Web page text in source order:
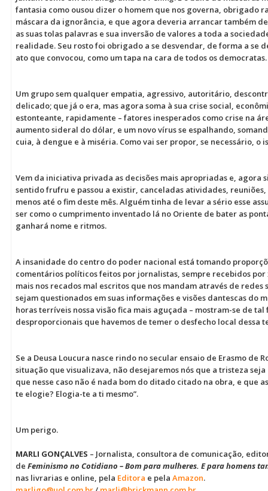
fantasia como ousou dizer o homem que nos governa, obrigado
máscara da ignorância, e que agora deveria arrancar também
as suas tolas palavras e sua inversão de valores a toda a
realidade. Seu rosto foi obrigado a se desvendar, de forma a se
ato que convocou, como um tapa na cara de todos os democratas.
Um grupo sem qualquer empatia, agressivo, autoritário,
delicado; que já o era, mas agora soma à sua crise social,
estonteante, rapidamente – fatores inesperados como crise na
aumento sideral do dólar, e um novo vírus se espalhando,
cuia, à dengue e à miséria. Como vai ser propor, se necessário, o
Vem da iniciativa privada as decisões mais apropriadas e, agora
sentido frufru e passou a existir, canceladas atividades,
menos até o fim deste mês. Alguém tinha de levar a sério esse
ser como o cumprimento inventado lá no Oriente de bater as
ganhará nome e ritmos.
A insanidade do centro do poder nacional está tomando
comentários políticos feitos por jornalistas, sempre recebidos por
mais nos recados mal escritos que nos mandam através de
sejam questionados em suas informações e visões dantescas do
horas terríveis nossa visão fica mais aguçada – mostram-se de
desproporcionais que havemos de temer o desfecho local dessa
Se a Deusa Loucura nasce rindo no secular ensaio de Erasmo de
situação que visualizava, não desejaremos nós que a tristeza
que nesse caso não é nada bom do ditado citado na obra, e que
te elogie? Elogia-te a ti mesmo”.
Um perigo.
MARLI GONÇALVES – Jornalista, consultora de comunicação,
de Feminismo no Cotidiano – Bom para mulheres. E para homens
nas livrarias e online, pela Editora e pela Amazon.